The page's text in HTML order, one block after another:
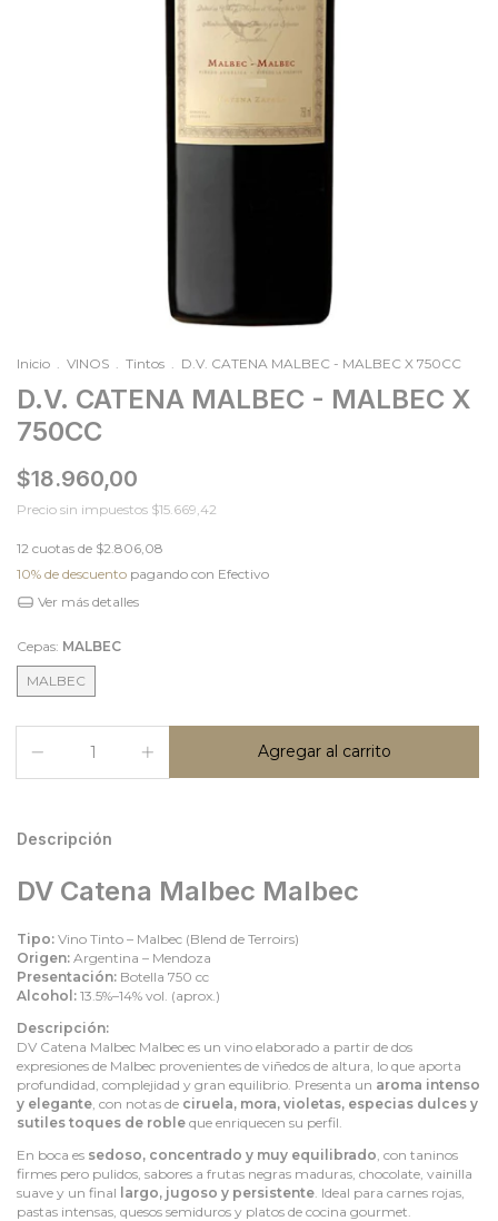
Inicio . VINOS . Tintos . D.V. CATENA MALBEC - MALBEC X 750CC
D.V. CATENA MALBEC - MALBEC X
750CC
$18.960,00
Precio sin impuestos $15.669,42
12 cuotas de $2.806,08
10% de descuento pagando con Efectivo
Ver más detalles
Cepas: MALBEC
MALBEC
Descripción
DV Catena Malbec Malbec
Tipo: Vino Tinto – Malbec (Blend de Terroirs)
Origen: Argentina – Mendoza
Presentación: Botella 750 cc
Alcohol: 13.5%–14% vol. (aprox.)
Descripción:
DV Catena Malbec Malbec es un vino elaborado a partir de dos
expresiones de Malbec provenientes de viñedos de altura, lo que aporta
profundidad, complejidad y gran equilibrio. Presenta un aroma intenso
y elegante , con notas de ciruela, mora, violetas, especias dulces y
sutiles toques de roble que enriquecen su perfil.
En boca es sedoso, concentrado y muy equilibrado , con taninos
firmes pero pulidos, sabores a frutas negras maduras, chocolate, vainilla
suave y un final largo, jugoso y persistente . Ideal para carnes rojas,
pastas intensas, quesos semiduros y platos de cocina gourmet.